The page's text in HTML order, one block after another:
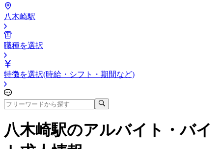
八木崎駅
職種を選択
特徴を選択(時給・シフト・期間など)
八木崎駅のアルバイト・バイ